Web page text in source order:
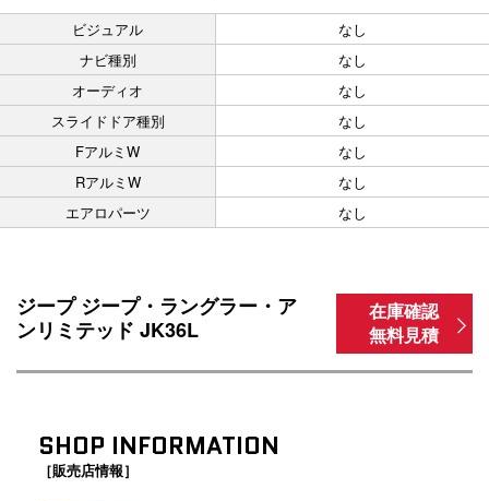
ビジュアル
なし
ナビ種別
なし
オーディオ
なし
スライドドア種別
なし
FアルミW
なし
RアルミW
なし
エアロパーツ
なし
ジープ ジープ・ラングラー・ア
ンリミテッド JK36L
在庫確認
無料見積
SHOP INFORMATION
［販売店情報］